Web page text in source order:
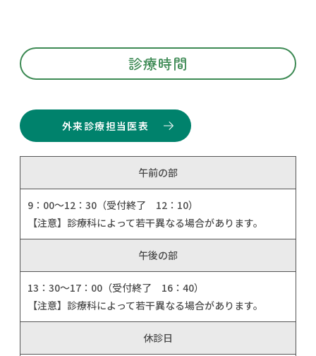
診療時間
外来診療担当医表
午前の部
9：00～12：30（受付終了 12：10）
【注意】診療科によって若干異なる場合があります。
午後の部
13：30～17：00（受付終了 16：40）
【注意】診療科によって若干異なる場合があります。
休診日